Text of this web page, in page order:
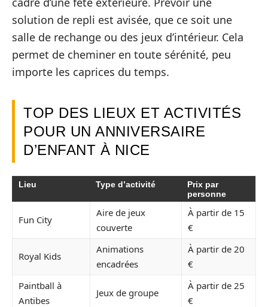
solution de repli est avisée, que ce soit une
salle de rechange ou des jeux d’intérieur. Cela
permet de cheminer en toute sérénité, peu
importe les caprices du temps.
TOP DES LIEUX ET ACTIVITÉS
POUR UN ANNIVERSAIRE
D’ENFANT À NICE
Lieu Type d’activité
Prix par
personne
Fun City
Aire de jeux
couverte
À partir de 15
€
Royal Kids
Animations
encadrées
À partir de 20
€
Paintball à
Antibes
Jeux de groupe
À partir de 25
€